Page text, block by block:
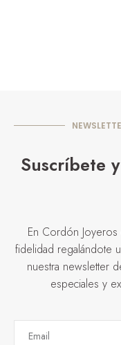
Suscríbete
En Cordón
fidelidad regalándote
nuestra newsletter
especiales y